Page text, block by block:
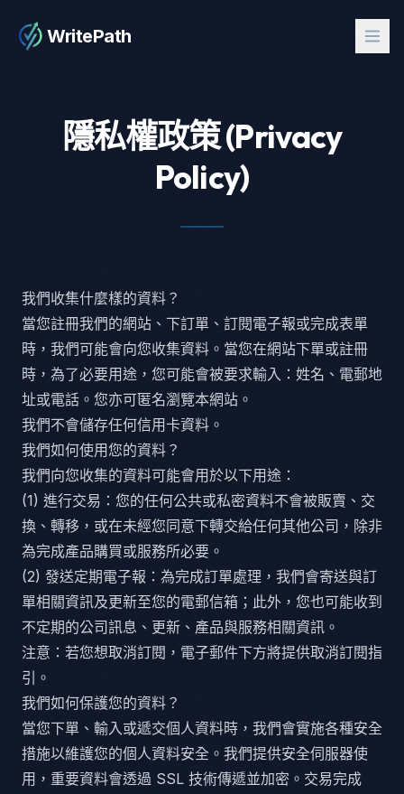
WritePath
隱私權政策 (Privacy
Policy)
我們收集什麼樣的資料？
當您註冊我們的網站、下訂單、訂閱電子報或完成表單
時，我們可能會向您收集資料。當您在網站下單或註冊
時，為了必要用途，您可能會被要求輸入：姓名、電郵地
址或電話。您亦可匿名瀏覽本網站。
我們不會儲存任何信用卡資料。
我們如何使用您的資料？
我們向您收集的資料可能會用於以下用途：
(1) 進行交易：您的任何公共或私密資料不會被販賣、交
換、轉移，或在未經您同意下轉交給任何其他公司，除非
為完成產品購買或服務所必要。
(2) 發送定期電子報：為完成訂單處理，我們會寄送與訂
單相關資訊及更新至您的電郵信箱；此外，您也可能收到
不定期的公司訊息、更新、產品與服務相關資訊。
注意：若您想取消訂閱，電子郵件下方將提供取消訂閱指
引。
我們如何保護您的資料？
當您下單、輸入或遞交個人資料時，我們會實施各種安全
措施以維護您的個人資料安全。我們提供安全伺服器使
用，重要資料會透過 SSL 技術傳遞並加密。交易完成